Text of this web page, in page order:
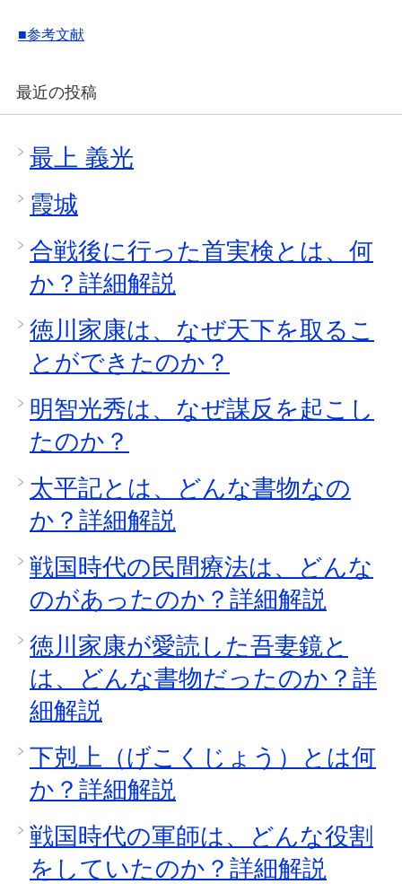
■参考文献
最近の投稿
最上 義光
霞城
合戦後に行った首実検とは、何
か？詳細解説
徳川家康は、なぜ天下を取るこ
とができたのか？
明智光秀は、なぜ謀反を起こし
たのか？
太平記とは、どんな書物なの
か？詳細解説
戦国時代の民間療法は、どんな
のがあったのか？詳細解説
徳川家康が愛読した吾妻鏡と
は、どんな書物だったのか？詳
細解説
下剋上（げこくじょう）とは何
か？詳細解説
戦国時代の軍師は、どんな役割
をしていたのか？詳細解説